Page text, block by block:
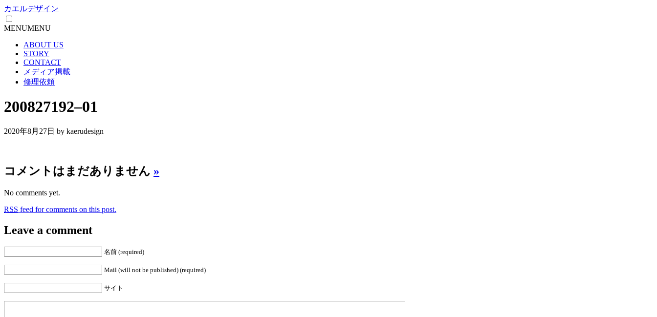
カエルデザイン
MENUMENU
ABOUT US
STORY
CONTACT
メディア掲載
修理依頼
200827192–01
2020年8月27日 by kaerudesign
コメントはまだありません »
No comments yet.
RSS feed for comments on this post.
Leave a comment
名前 (required)
Mail (will not be published) (required)
サイト